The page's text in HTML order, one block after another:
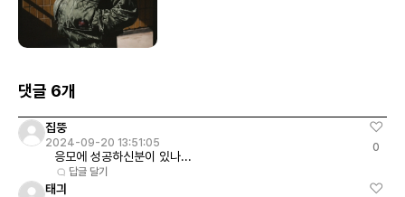
댓글 6개
집뚱
2024-09-20 13:51:05
응모에 성공하신분이 있나...
답글 달기
0
태긔